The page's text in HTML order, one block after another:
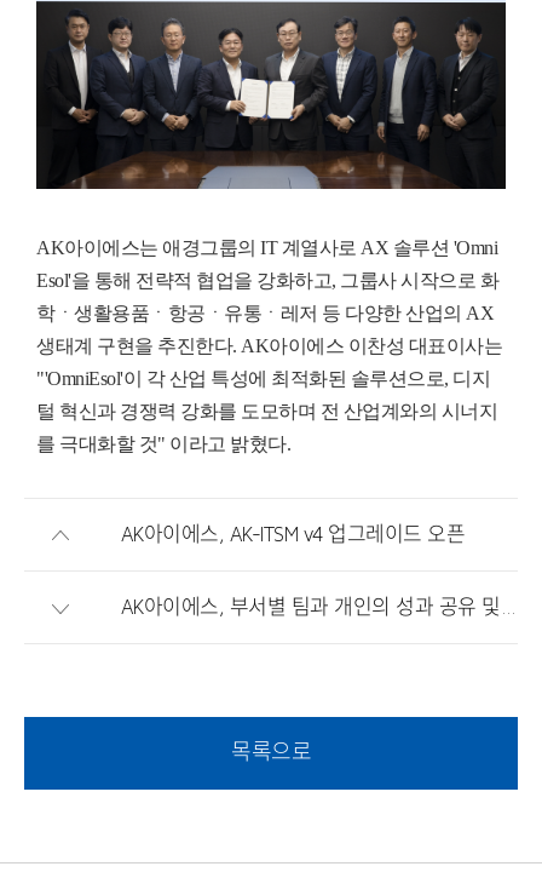
AK아이에스는 애경그룹의 IT 계열사로 AX 솔루션 'Omni
Esol'을 통해 전략적 협업을 강화하고, 그룹사 시작으로 화
학ㆍ생활용품 ㆍ항공 ㆍ유통 ㆍ레저 등 다양한 산업의 AX
생태계 구현을 추진한다. AK아이에스 이찬성 대표이사는
"'OmniEsol'이 각 산업 특성에 최적화된 솔루션으로, 디지
털 혁신과 경쟁력 강화를 도모하며 전 산업계와의 시너지
를 극대화할 것" 이라고 밝혔다.
AK아이에스, AK-ITSM v4 업그레이드 오픈
목록으로